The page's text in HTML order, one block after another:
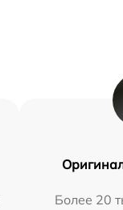
Более 20